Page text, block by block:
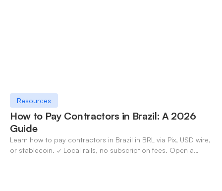
Resources
How to Pay Contractors in Brazil: A 2026
Guide
Learn how to pay contractors in Brazil in BRL via Pix, USD wire,
or stablecoin. ✓ Local rails, no subscription fees. Open a